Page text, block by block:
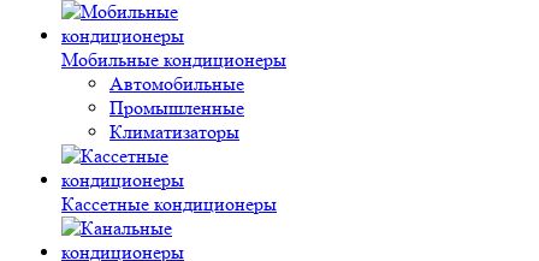
Мобильные кондиционеры
Автомобильные
Промышленные
Климатизаторы
Кассетные кондиционеры